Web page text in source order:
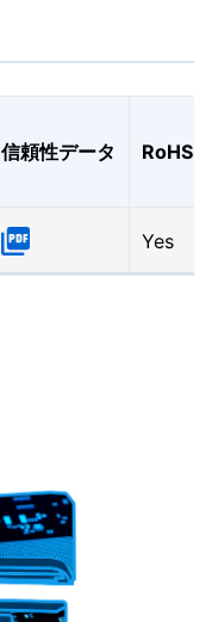
信頼性データ RoHS
Yes